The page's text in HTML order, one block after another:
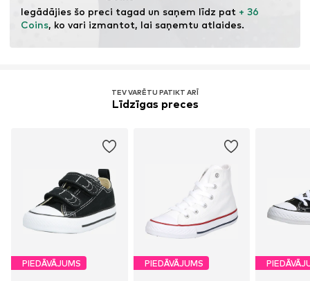
Iegādājies šo preci tagad un saņem līdz pat + 36
Coins, ko vari izmantot, lai saņemtu atlaides.
TEV VARĒTU PATIKT ARĪ
Līdzīgas preces
PIEDĀVĀJUMS PIEDĀVĀJUMS